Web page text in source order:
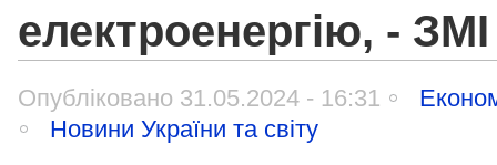
електроенергію, - ЗМІ
Опубліковано 31.05.2024 - 16:31
Новини України та світу